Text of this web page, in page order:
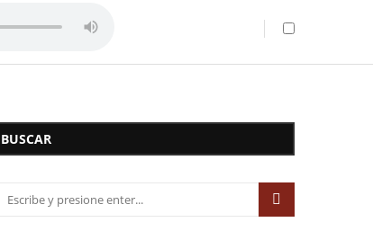
BUSCAR